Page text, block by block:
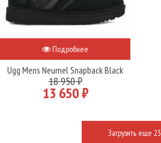
Подробнее
Ugg Mens Neumel Snapback Black
18 950 ₽
13 650 ₽
Загрузить еще 23